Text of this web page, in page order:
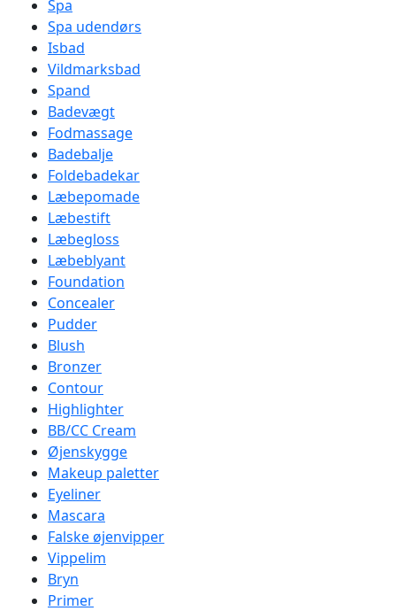
Spa
Spa udendørs
Isbad
Vildmarksbad
Spand
Badevægt
Fodmassage
Badebalje
Foldebadekar
Læbepomade
Læbestift
Læbegloss
Læbeblyant
Foundation
Concealer
Pudder
Blush
Bronzer
Contour
Highlighter
BB/CC Cream
Øjenskygge
Makeup paletter
Eyeliner
Mascara
Falske øjenvipper
Vippelim
Bryn
Primer